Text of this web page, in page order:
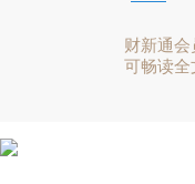
财新通会
可畅读全